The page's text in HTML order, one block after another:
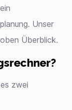
Unser
Überblick.
zwei